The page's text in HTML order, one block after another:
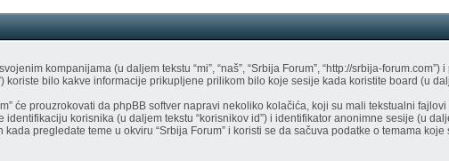
kompanijama (u daljem tekstu “mi”, “naš”, “Srbija Forum”, “http://srbija-forum.com”)
koriste bilo kakve informacije prikupljene prilikom bilo koje sesije kada koristite board (u
će prouzrokovati da phpBB softver napravi nekoliko kolačića, koji su mali tekstualni
korisnika (u daljem tekstu “korisnikov id”) i identifikator anonimne sesije (u
pregledate teme u okviru “Srbija Forum” i koristi se da sačuva podatke o temama